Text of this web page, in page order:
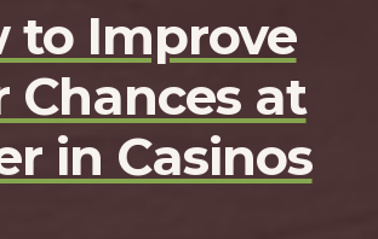
to Improve
Chances at
in Casinos